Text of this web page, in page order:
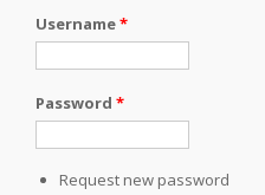
Username*
Password *
Request new password